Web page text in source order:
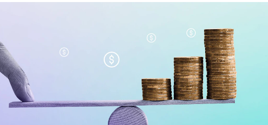
financiero y cómo utilizarlo en el crecimiento de una empresa?